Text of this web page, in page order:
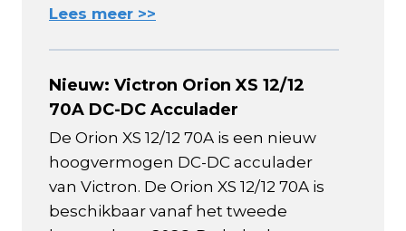
Lees meer >>
Nieuw: Victron Orion XS 12/12
70A DC-DC Acculader
De Orion XS 12/12 70A is een nieuw
hoogvermogen DC-DC acculader
van Victron. De Orion XS 12/12 70A is
beschikbaar vanaf het tweede